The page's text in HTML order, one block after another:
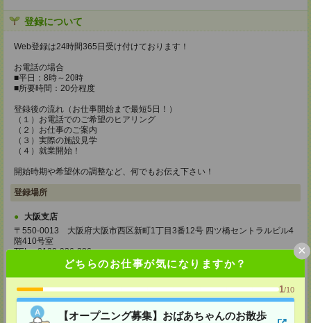
どちらのお仕事が気になりますか？
1/10
【オープニング募集】おばあちゃんのお散歩
×
登録について
Web登録は24時間365日受け付けております！
お電話の場合
■平日：8時～20時
■所要時間：20分程度
登録後の流れ（お仕事開始まで最短5日！）
（１）お電話でのご希望のヒアリング
（２）お仕事のご案内
（３）実際の施設見学
（４）就業開始！
開始時期や希望休の調整など、何でもお伝え下さい！
登録場所
大阪支店
〒550-0013 大阪府大阪市西区新町1丁目3番12号 四ツ橋セントラルビル4
階410号室
TEL：0120-936-286
〒101-0034 東京都千代田区神田東紺屋町２８－１ VORT神田2 7F
TEL：0120-936-286
担当：担当者